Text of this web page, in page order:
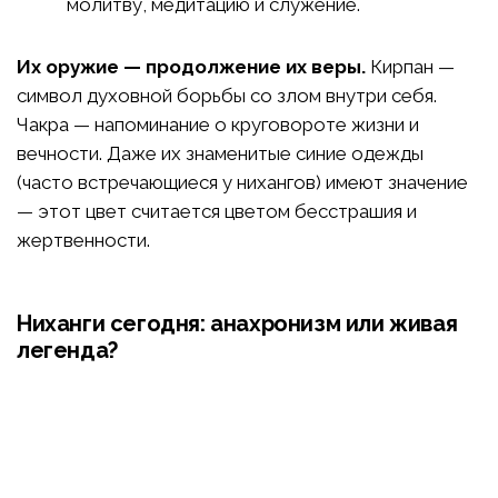
молитву, медитацию и служение.
Их оружие — продолжение их веры. Кирпан —
символ духовной борьбы со злом внутри себя.
Чакра — напоминание о круговороте жизни и
вечности. Даже их знаменитые синие одежды
(часто встречающиеся у нихангов) имеют значение
— этот цвет считается цветом бесстрашия и
жертвенности.
Ниханги сегодня: анахронизм или живая
легенда?